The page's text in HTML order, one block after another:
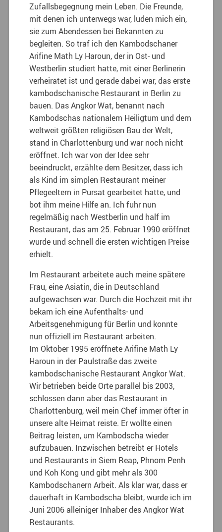
Zufallsbegegnung mein Leben. Die Freunde,
mit denen ich unterwegs war, luden mich ein,
sie zum Abendessen bei Bekannten zu
begleiten. So traf ich den Kambodschaner
Arifine Math Ly Haroun, der in Ost- und
Westberlin studiert hatte, mit einer Berlinerin
verheiratet ist und gerade dabei war, das erste
kambodschanische Restaurant in Berlin zu
bauen. Das Angkor Wat, benannt nach
Kambodschas nationalem Heiligtum und dem
weltweit größten religiösen Bau der Welt,
stand in Charlottenburg und war noch nicht
eröffnet. Ich war von der Idee sehr
beeindruckt, erzählte dem Besitzer, dass ich
als Kind im simplen Restaurant meiner
Pflegeeltern in Pursat gearbeitet hatte, und
bot ihm meine Hilfe an. Ich fuhr nun
regelmäßig nach Westberlin und half im
Restaurant, das am 25. Februar 1990 eröffnet
wurde und schnell die ersten wichtigen Preise
erhielt.
Im Restaurant arbeitete auch meine spätere
Frau, eine Asiatin, die in Deutschland
aufgewachsen war. Durch die Hochzeit mit ihr
bekam ich eine Aufenthalts- und
Arbeitsgenehmigung für Berlin und konnte
nun offiziell im Restaurant arbeiten.
Im Oktober 1995 eröffnete Arifine Math Ly
Haroun in der Paulstraße das zweite
kambodschanische Restaurant Angkor Wat.
Wir betrieben beide Orte parallel bis 2003,
schlossen dann aber das Restaurant in
Charlottenburg, weil mein Chef immer öfter in
unsere alte Heimat reiste. Er wollte einen
Beitrag leisten, um Kambodscha wieder
aufzubauen. Inzwischen betreibt er Hotels
und Restaurants in Siem Reap, Phnom Penh
und Koh Kong und gibt mehr als 300
Kambodschanern Arbeit. Als klar war, dass er
dauerhaft in Kambodscha bleibt, wurde ich im
Juni 2006 alleiniger Inhaber des Angkor Wat
Restaurants.